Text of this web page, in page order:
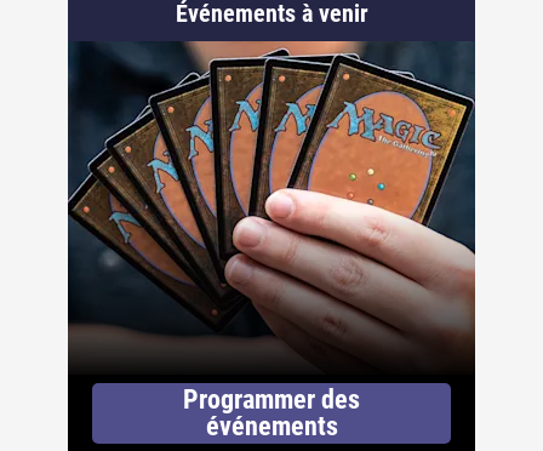
Événements à venir
Programmer des
événements